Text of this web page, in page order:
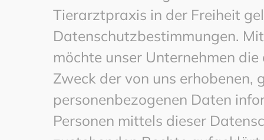
Tierarztpraxis in der Freiheit
Datenschutzbestimmungen.
möchte unser Unternehmen
Zweck der von uns
personenbezogenen Daten
Personen mittels dieser